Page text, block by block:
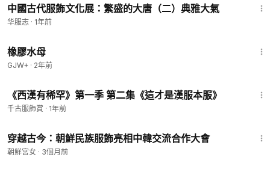
中國古代服飾文化展：繁盛的大唐（二）典雅大氣
华服志 · 1年前
橡膠水母
GJW+ · 2年前
《西漢有稀罕》第一季 第二集《這才是漢服本服》
千古服飾賞 · 1年前
穿越古今：朝鮮民族服飾亮相中韓交流合作大會
朝鮮宮女 · 3個月前